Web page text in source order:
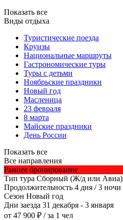
Показать все
Виды отдыха
Туристические поезда
Круизы
Национальные маршруты
Гастрономические туры
Туры с детьми
Ноябрьские праздники
Новый год
Масленица
23 февраля
8 марта
Майские праздники
День России
Показать все
Все направления
Раннее бронирование
Тип тура Сборный (Ж/д или Авиа)
Продолжительность 4 дня / 3 ночи
Сезон Новый год
Дни заезда 31 декабря - 3 января
от 47 900 ₽ / за 1 чел